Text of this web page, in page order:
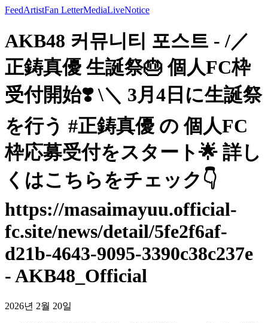
FeedArtistFan LetterMediaLiveNotice
AKB48 커뮤니티 포스트 - /／
正鋳真優 生誕祭🎂 個人FC枠
受付開始❣️ \＼ 3月4日に生誕祭
を行う #正鋳真優 の 個人FC
枠応募受付をスタート🌟 詳し
くはこちらをチェック👇
https://masaimayuu.official-
fc.site/news/detail/5fe2f6af-
d21b-4643-9095-3390c38c237e
- AKB48_Official
2026년 2월 20일